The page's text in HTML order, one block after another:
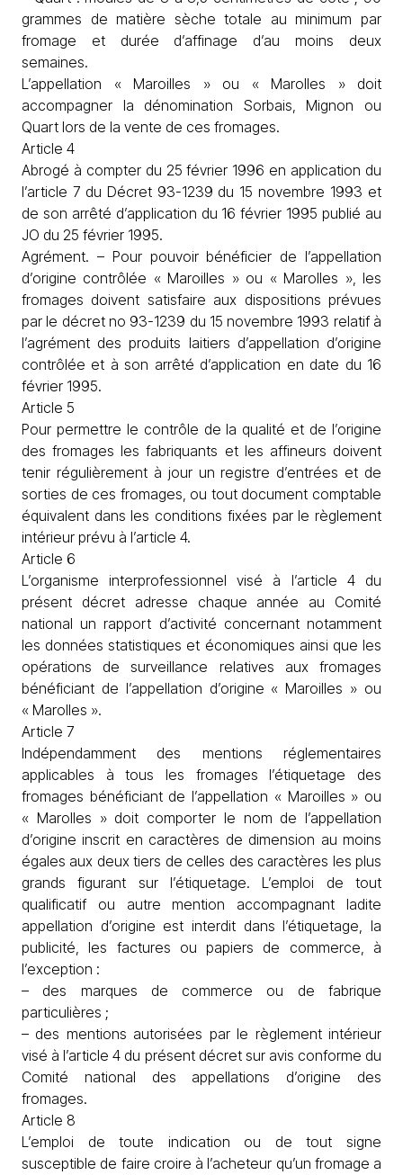
grammes de matière sèche totale au minimum par
fromage et durée d’affinage d’au moins deux
semaines.
L’appellation « Maroilles » ou « Marolles » doit
accompagner la dénomination Sorbais, Mignon ou
Quart lors de la vente de ces fromages.
Article 4
Abrogé à compter du 25 février 1996 en application du
l’article 7 du Décret 93-1239 du 15 novembre 1993 et
de son arrêté d’application du 16 février 1995 publié au
JO du 25 février 1995.
Agrément. – Pour pouvoir bénéficier de l’appellation
d’origine contrôlée « Maroilles » ou « Marolles », les
fromages doivent satisfaire aux dispositions prévues
par le décret no 93-1239 du 15 novembre 1993 relatif à
l’agrément des produits laitiers d’appellation d’origine
contrôlée et à son arrêté d’application en date du 16
février 1995.
Article 5
Pour permettre le contrôle de la qualité et de l’origine
des fromages les fabriquants et les affineurs doivent
tenir régulièrement à jour un registre d’entrées et de
sorties de ces fromages, ou tout document comptable
équivalent dans les conditions fixées par le règlement
intérieur prévu à l’article 4.
Article 6
L’organisme interprofessionnel visé à l’article 4 du
présent décret adresse chaque année au Comité
national un rapport d’activité concernant notamment
les données statistiques et économiques ainsi que les
opérations de surveillance relatives aux fromages
bénéficiant de l’appellation d’origine « Maroilles » ou
« Marolles ».
Article 7
Indépendamment des mentions réglementaires
applicables à tous les fromages l’étiquetage des
fromages bénéficiant de l’appellation « Maroilles » ou
« Marolles » doit comporter le nom de l’appellation
d’origine inscrit en caractères de dimension au moins
égales aux deux tiers de celles des caractères les plus
grands figurant sur l’étiquetage. L’emploi de tout
qualificatif ou autre mention accompagnant ladite
appellation d’origine est interdit dans l’étiquetage, la
publicité, les factures ou papiers de commerce, à
l’exception :
– des marques de commerce ou de fabrique
particulières ;
– des mentions autorisées par le règlement intérieur
visé à l’article 4 du présent décret sur avis conforme du
Comité national des appellations d’origine des
fromages.
Article 8
L’emploi de toute indication ou de tout signe
susceptible de faire croire à l’acheteur qu’un fromage a